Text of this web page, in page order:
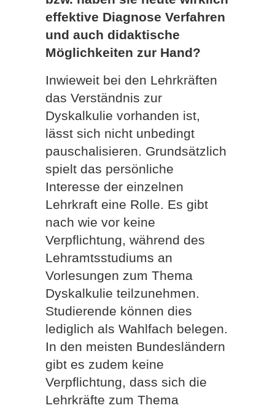
effektive Diagnose Verfahren
und auch didaktische
Möglichkeiten zur Hand?
Inwieweit bei den Lehrkräften
das Verständnis zur
Dyskalkulie vorhanden ist,
lässt sich nicht unbedingt
pauschalisieren. Grundsätzlich
spielt das persönliche
Interesse der einzelnen
Lehrkraft eine Rolle. Es gibt
nach wie vor keine
Verpflichtung, während des
Lehramtsstudiums an
Vorlesungen zum Thema
Dyskalkulie teilzunehmen.
Studierende können dies
lediglich als Wahlfach belegen.
In den meisten Bundesländern
gibt es zudem keine
Verpflichtung, dass sich die
Lehrkräfte zum Thema